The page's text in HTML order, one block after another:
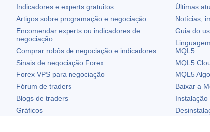
Indicadores e experts gratuitos
Artigos sobre programação e negociação
Encomendar experts ou indicadores de
negociação
Comprar robôs de negociação e indicadores
Sinais de negociação Forex
Forex VPS para negociação
Fórum de traders
Blogs de traders
Gráficos
Últimas
Notícias,
Guia do
MQL5
MQL5
MQL5
Baixar a
Instalação